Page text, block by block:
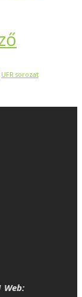
UFR sorozat
Web: